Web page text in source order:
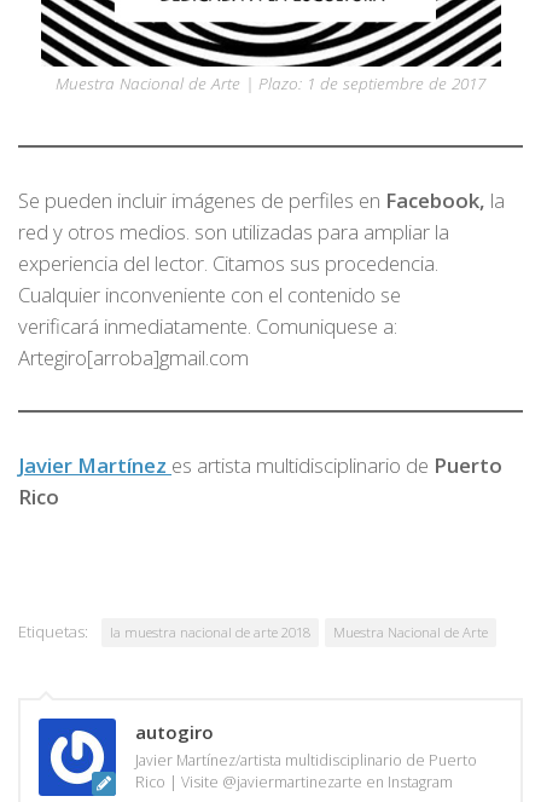
Muestra Nacional de Arte | Plazo: 1 de septiembre de 2017
Se pueden incluir imágenes de perfiles en Facebook, la
red y otros medios. son utilizadas para ampliar la
experiencia del lector. Citamos sus procedencia.
Cualquier inconveniente con el contenido se
verificará inmediatamente. Comuniquese a:
Artegiro[arroba]gmail.com
Javier Martínez es artista multidisciplinario de Puerto
Rico
Etiquetas: la muestra nacional de arte 2018 Muestra Nacional de Arte
autogiro
Javier Martínez/artista multidisciplinario de Puerto
Rico | Visite @javiermartinezarte en Instagram